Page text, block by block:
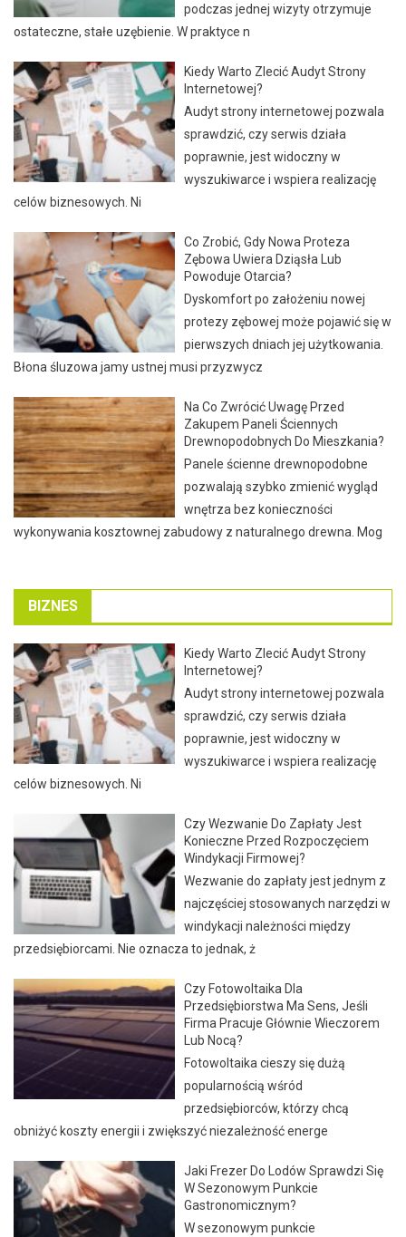
podczas jednej wizyty otrzymuje
ostateczne, stałe uzębienie. W praktyce n
Kiedy Warto Zlecić Audyt Strony
Internetowej?
Audyt strony internetowej pozwala
sprawdzić, czy serwis działa
poprawnie, jest widoczny w
wyszukiwarce i wspiera realizację
celów biznesowych. Ni
Co Zrobić, Gdy Nowa Proteza
Zębowa Uwiera Dziąsła Lub
Powoduje Otarcia?
Dyskomfort po założeniu nowej
protezy zębowej może pojawić się w
pierwszych dniach jej użytkowania.
Błona śluzowa jamy ustnej musi przyzwycz
Na Co Zwrócić Uwagę Przed
Zakupem Paneli Ściennych
Drewnopodobnych Do Mieszkania?
Panele ścienne drewnopodobne
pozwalają szybko zmienić wygląd
wnętrza bez konieczności
wykonywania kosztownej zabudowy z naturalnego drewna. Mog
BIZNES
Kiedy Warto Zlecić Audyt Strony
Internetowej?
Audyt strony internetowej pozwala
sprawdzić, czy serwis działa
poprawnie, jest widoczny w
wyszukiwarce i wspiera realizację
celów biznesowych. Ni
Czy Wezwanie Do Zapłaty Jest
Konieczne Przed Rozpoczęciem
Windykacji Firmowej?
Wezwanie do zapłaty jest jednym z
najczęściej stosowanych narzędzi w
windykacji należności między
przedsiębiorcami. Nie oznacza to jednak, ż
Czy Fotowoltaika Dla
Przedsiębiorstwa Ma Sens, Jeśli
Firma Pracuje Głównie Wieczorem
Lub Nocą?
Fotowoltaika cieszy się dużą
popularnością wśród
przedsiębiorców, którzy chcą
obniżyć koszty energii i zwiększyć niezależność energe
Jaki Frezer Do Lodów Sprawdzi Się
W Sezonowym Punkcie
Gastronomicznym?
W sezonowym punkcie